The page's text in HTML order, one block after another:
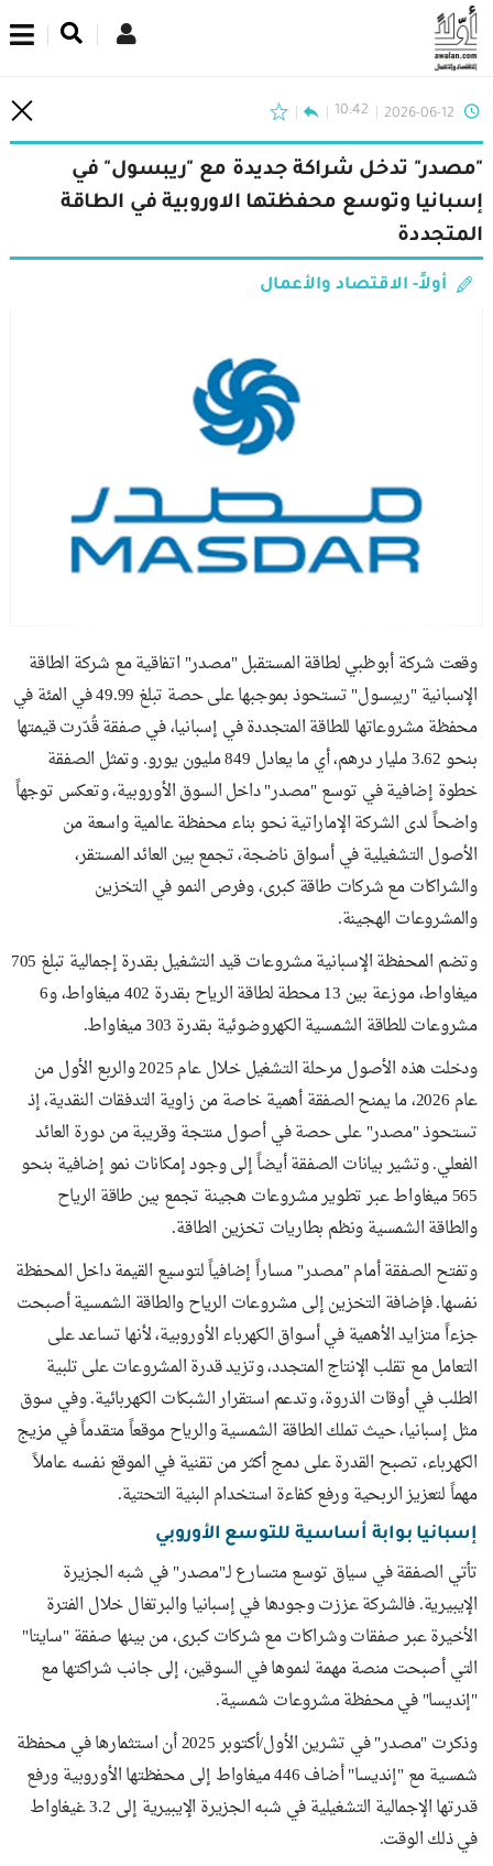
2026-06-12
10:42
"مصدر" تدخل شراكة جديدة مع "ريبسول" في
إسبانيا وتوسع محفظتها الاوروبية في الطاقة
المتجددة
أولاً- الاقتصاد والأعمال
وقعت شركة أبوظبي لطاقة المستقبل "مصدر" اتفاقية مع شركة الطاقة
الإسبانية "ريبسول" تستحوذ بموجبها على حصة تبلغ 49.99 في المئة في
محفظة مشروعاتها للطاقة المتجددة في إسبانيا، في صفقة قُدّرت قيمتها
بنحو 3.62 مليار درهم، أي ما يعادل 849 مليون يورو. وتمثل الصفقة
خطوة إضافية في توسع "مصدر" داخل السوق الأوروبية، وتعكس توجهاً
واضحاً لدى الشركة الإماراتية نحو بناء محفظة عالمية واسعة من
الأصول التشغيلية في أسواق ناضجة، تجمع بين العائد المستقر،
والشراكات مع شركات طاقة كبرى، وفرص النمو في التخزين
والمشروعات الهجينة.
وتضم المحفظة الإسبانية مشروعات قيد التشغيل بقدرة إجمالية تبلغ 705
ميغاواط، موزعة بين 13 محطة لطاقة الرياح بقدرة 402 ميغاواط، و6
مشروعات للطاقة الشمسية الكهروضوئية بقدرة 303 ميغاواط.
ودخلت هذه الأصول مرحلة التشغيل خلال عام 2025 والربع الأول من
عام 2026، ما يمنح الصفقة أهمية خاصة من زاوية التدفقات النقدية، إذ
تستحوذ "مصدر" على حصة في أصول منتجة وقريبة من دورة العائد
الفعلي. وتشير بيانات الصفقة أيضاً إلى وجود إمكانات نمو إضافية بنحو
565 ميغاواط عبر تطوير مشروعات هجينة تجمع بين طاقة الرياح
والطاقة الشمسية ونظم بطاريات تخزين الطاقة.
وتفتح الصفقة أمام "مصدر" مساراً إضافياً لتوسيع القيمة داخل المحفظة
نفسها. فإضافة التخزين إلى مشروعات الرياح والطاقة الشمسية أصبحت
جزءاً متزايد الأهمية في أسواق الكهرباء الأوروبية، لأنها تساعد على
التعامل مع تقلب الإنتاج المتجدد، وتزيد قدرة المشروعات على تلبية
الطلب في أوقات الذروة، وتدعم استقرار الشبكات الكهربائية. وفي سوق
مثل إسبانيا، حيث تملك الطاقة الشمسية والرياح موقعاً متقدماً في مزيج
الكهرباء، تصبح القدرة على دمج أكثر من تقنية في الموقع نفسه عاملاً
مهماً لتعزيز الربحية ورفع كفاءة استخدام البنية التحتية.
إسبانيا بوابة أساسية للتوسع الأوروبي
تأتي الصفقة في سياق توسع متسارع لـ"مصدر" في شبه الجزيرة
الإيبيرية. فالشركة عززت وجودها في إسبانيا والبرتغال خلال الفترة
الأخيرة عبر صفقات وشراكات مع شركات كبرى، من بينها صفقة "سايتا"
التي أصبحت منصة مهمة لنموها في السوقين، إلى جانب شراكتها مع
"إنديسا" في محفظة مشروعات شمسية.
وذكرت "مصدر" في تشرين الأول/أكتوبر 2025 أن استثمارها في محفظة
شمسية مع "إنديسا" أضاف 446 ميغاواط إلى محفظتها الأوروبية ورفع
قدرتها الإجمالية التشغيلية في شبه الجزيرة الإيبيرية إلى 3.2 غيغاواط
في ذلك الوقت.
اشترك في نشرتنا الإخبارية